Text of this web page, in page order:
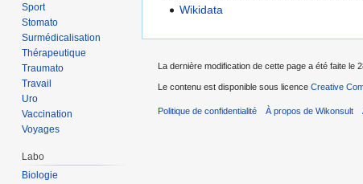
Wikidata
Sport
Stomato
Surmédicalisation
Thérapeutique
Traumato
Travail
Uro
Vaccination
Voyages
Labo
Biologie
La dernière modification de cette page a été faite le
Le contenu est disponible sous licence Creative
Politique de confidentialité À propos de Wikonsult